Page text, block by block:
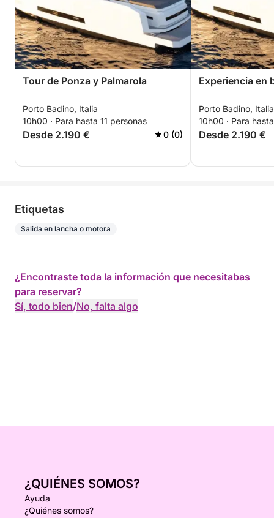
Tour de Ponza y Palmarola
Porto Badino, Italia
10h00 · Para hasta 11 personas
Desde 2.190 € 0 (0)
Experiencia en
Porto Badino, Italia
10h00 · Para
Desde 2.190 €
Etiquetas
Salida en lancha o motora
¿Encontraste toda la información que necesitabas
para reservar?
Sí, todo bien/No, falta algo
¿QUIÉNES SOMOS?
Ayuda
¿Quiénes somos?